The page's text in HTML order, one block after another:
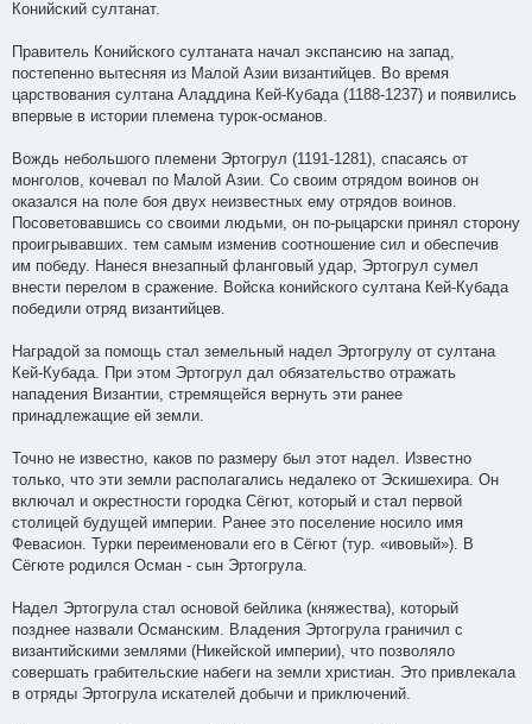
Конийский султанат.
Правитель Конийского султаната начал экспансию на запад,
постепенно вытесняя из Малой Азии византийцев. Во время
царствования султана Аладдина Кей-Кубада (1188-1237) и появились
впервые в истории племена турок-османов.
Вождь небольшого племени Эртогрул (1191-1281), спасаясь от
монголов, кочевал по Малой Азии. Со своим отрядом воинов он
оказался на поле боя двух неизвестных ему отрядов воинов.
Посоветовавшись со своими людьми, он по-рыцарски принял сторону
проигрывавших. тем самым изменив соотношение сил и обеспечив
им победу. Нанеся внезапный фланговый удар, Эртогрул сумел
внести перелом в сражение. Войска конийского султана Кей-Кубада
победили отряд византийцев.
Наградой за помощь стал земельный надел Эртогрулу от султана
Кей-Кубада. При этом Эртогрул дал обязательство отражать
нападения Византии, стремящейся вернуть эти ранее
принадлежащие ей земли.
Точно не известно, каков по размеру был этот надел. Известно
только, что эти земли располагались недалеко от Эскишехира. Он
включал и окрестности городка Сёгют, который и стал первой
столицей будущей империи. Ранее это поселение носило имя
Февасион. Турки переименовали его в Сёгют (тур. «ивовый»). В
Сёгюте родился Осман - сын Эртогрула.
Надел Эртогрула стал основой бейлика (княжества), который
позднее назвали Османским. Владения Эртогрула граничил с
византийскими землями (Никейской империи), что позволяло
совершать грабительские набеги на земли христиан. Это привлекала
в отряды Эртогрула искателей добычи и приключений.